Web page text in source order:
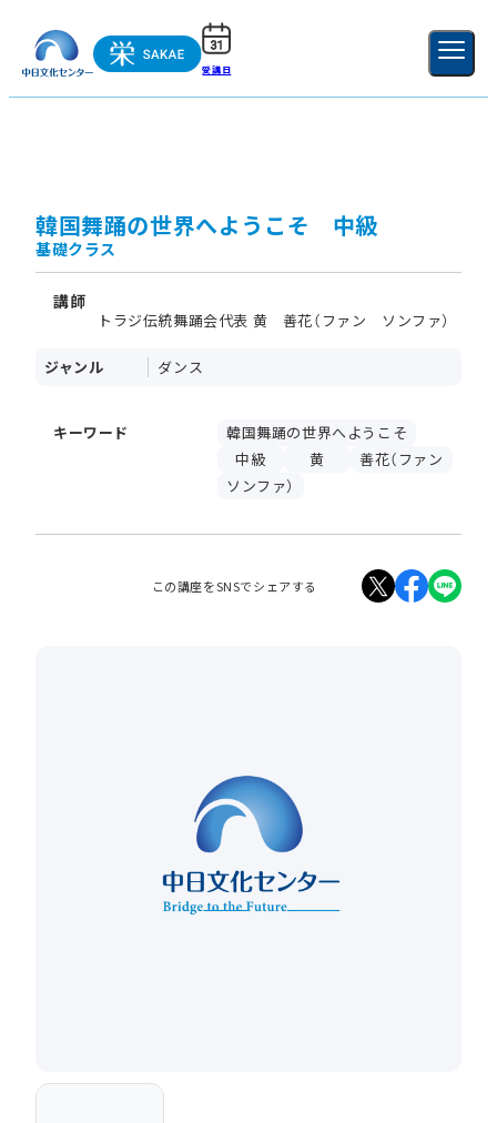
受講日 新規登録
韓国舞踊の世界へようこそ 中級
基礎クラス
講師
トラジ伝統舞踊会代表 黄 善花（ファン ソンファ）
ジャンル ダンス
キーワード
韓国舞踊の世界へようこそ
中級
黄
善花（ファン
ソンファ）
この講座をSNSでシェアする